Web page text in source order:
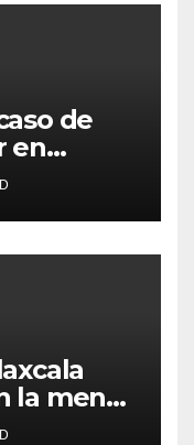
de
en
la menor
país